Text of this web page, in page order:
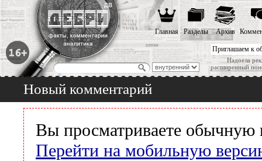
Приглашаем к
Надоела
расширенный
Главная Разделы Архив
Новый комментарий
Вы просматриваете обычную
Перейти на мобильную